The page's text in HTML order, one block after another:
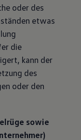
oder des
etwas
die
kann der
des
oder den
sowie